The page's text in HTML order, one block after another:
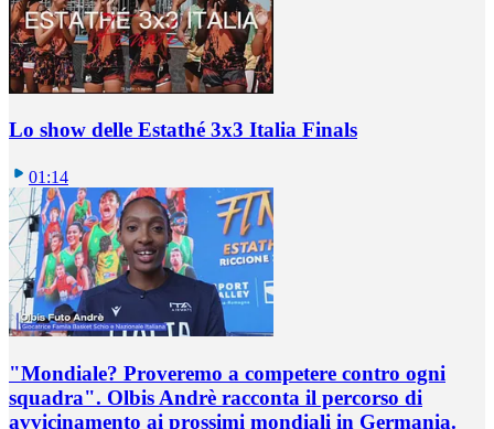
Lo show delle Estathé 3x3 Italia Finals
01:14
"Mondiale? Proveremo a competere contro ogni
squadra". Olbis Andrè racconta il percorso di
avvicinamento ai prossimi mondiali in Germania.